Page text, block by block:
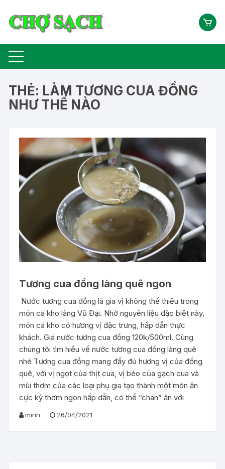
THẺ: LÀM TƯƠNG CUA ĐỒNG
NHƯ THẾ NÀO
Tương cua đồng làng quê ngon
Nước tương cua đồng là gia vị không thể thiếu trong
món cá kho làng Vũ Đại. Nhờ nguyên liệu đặc biệt này,
món cá kho có hương vị đặc trưng, hấp dẫn thực
khách. Giá nước tương cua đồng 120k/500ml. Cùng
chúng tôi tìm hiểu về nước tương cua đồng làng quê
nhé Tương cua đồng mang đầy đủ hương vị của đồng
quê, với vị ngọt của thịt cua, vị béo của gạch cua và
mùi thơm của các loại phụ gia tạo thành một món ăn
cực kỳ thơm ngon hấp dẫn, có thể “chan” ăn với
minh 26/04/2021